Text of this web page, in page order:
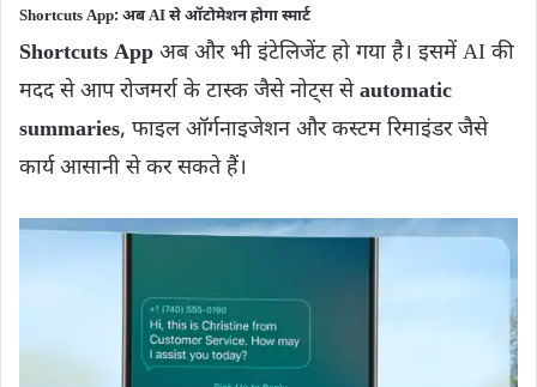
Shortcuts App: अब AI से ऑटोमेशन होगा स्मार्ट
Shortcuts App अब और भी इंटेलिजेंट हो गया है। इसमें AI की
मदद से आप रोजमर्रा के टास्क जैसे नोट्स सेautomatic
summaries, फाइल ऑर्गनाइजेशन और कस्टम रिमाइंडर जैसे
कार्य आसानी से कर सकते हैं।